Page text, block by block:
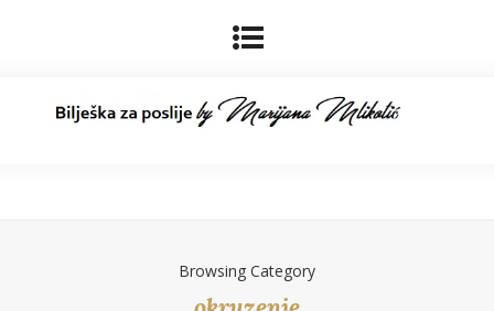
Browsing Category